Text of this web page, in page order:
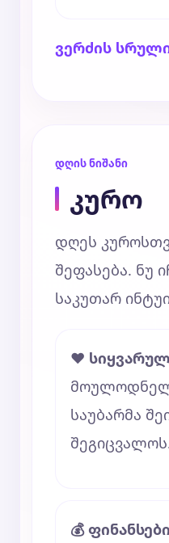
ვერძის
დღის ნიშანი
კურო
დღეს
შეფასება. ნუ
საკუთარ
❤️
საუბარმა
💰 ფინანსები